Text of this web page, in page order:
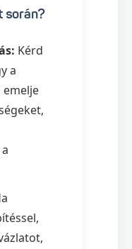
során?
Kérd
a
emelje